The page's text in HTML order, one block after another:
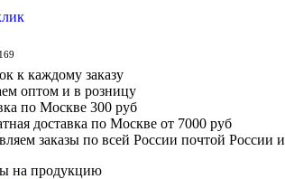
к каждому заказу
оптом и в розницу
по Москве 300 руб
доставка по Москве от 7000 руб
заказы по всей России почтой
на продукцию